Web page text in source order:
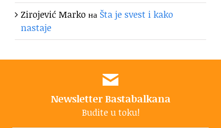
Zirojević Marko на Šta je svest i kako
nastaje
Newsletter Bastabalkana
Budite u toku!